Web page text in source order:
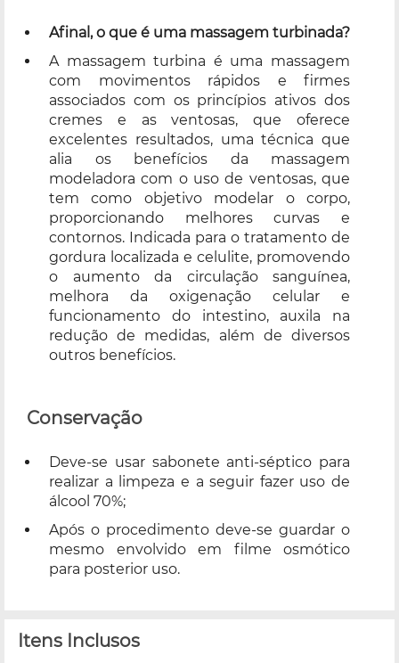
Afinal, o que é uma massagem turbinada?
A massagem turbina é uma massagem
com movimentos rápidos e firmes
associados com os princípios ativos dos
cremes e as ventosas, que oferece
excelentes resultados, uma técnica que
alia os benefícios da massagem
modeladora com o uso de ventosas, que
tem como objetivo modelar o corpo,
proporcionando melhores curvas e
contornos. Indicada para o tratamento de
gordura localizada e celulite, promovendo
o aumento da circulação sanguínea,
melhora da oxigenação celular e
funcionamento do intestino, auxila na
redução de medidas, além de diversos
outros benefícios.
Conservação
Deve-se usar sabonete anti-séptico para
realizar a limpeza e a seguir fazer uso de
álcool 70%;
Após o procedimento deve-se guardar o
mesmo envolvido em filme osmótico
para posterior uso.
Itens Inclusos